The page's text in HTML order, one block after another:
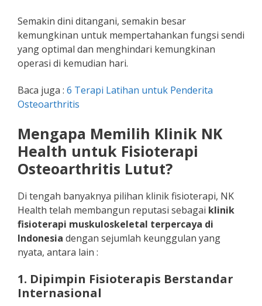
Semakin dini ditangani, semakin besar
kemungkinan untuk mempertahankan fungsi sendi
yang optimal dan menghindari kemungkinan
operasi di kemudian hari.
Baca juga : 6 Terapi Latihan untuk Penderita
Osteoarthritis
Mengapa Memilih Klinik NK
Health untuk Fisioterapi
Osteoarthritis Lutut?
Di tengah banyaknya pilihan klinik fisioterapi, NK
Health telah membangun reputasi sebagai klinik
fisioterapi muskuloskeletal terpercaya di
Indonesia dengan sejumlah keunggulan yang
nyata, antara lain :
1. Dipimpin Fisioterapis Berstandar
Internasional